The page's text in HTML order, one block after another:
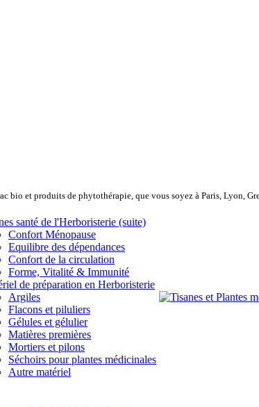
bio et produits de phytothérapie, que vous soyez à Paris, Lyon,
santé de l'Herboristerie (suite)
Confort Ménopause
Equilibre des dépendances
Confort de la circulation
Forme, Vitalité & Immunité
de préparation en Herboristerie
Argiles
Flacons et piluliers
Gélules et gélulier
Matières premières
Mortiers et pilons
Séchoirs pour plantes médicinales
Autre matériel